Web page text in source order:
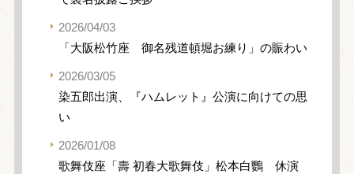
2026/04/03
「大阪松竹座 御名残道頓堀お練り」の賑わい
2026/03/05
染五郎出演、『ハムレット』公演に向けての思
い
2026/01/08
歌舞伎座「壽 初春大歌舞伎」松本白鸚 休演